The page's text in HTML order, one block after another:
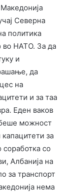
Северна
политика
во НАТО. За да
и
да
на
и за таа
Еден ваков
можност
за
со
Албанија на
за транспорт
нема